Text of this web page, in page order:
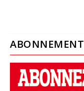
ABONNEMENT